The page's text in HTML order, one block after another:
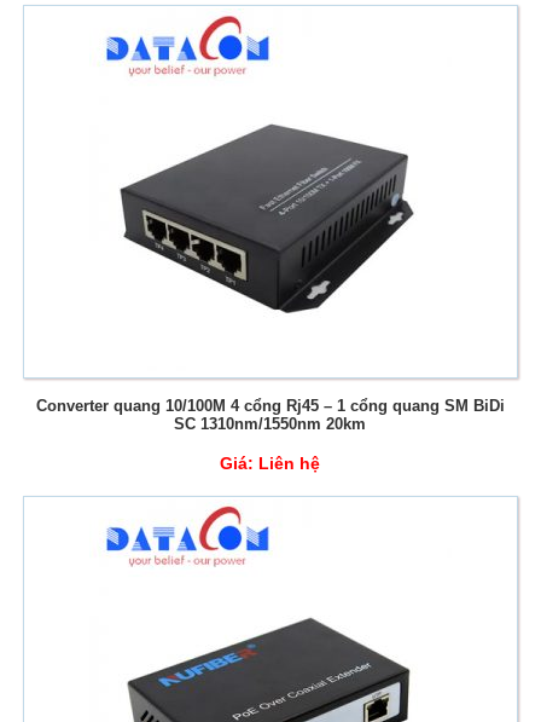
Converter quang 10/100M 4 cổng Rj45 – 1 cổng quang SM BiDi
SC 1310nm/1550nm 20km
Giá: Liên hệ